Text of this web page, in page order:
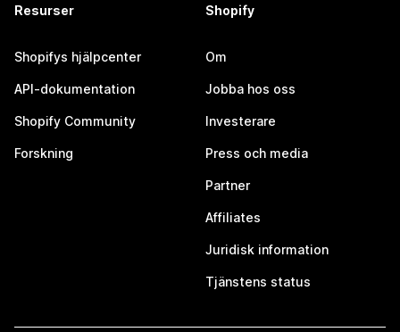
Resurser
Shopifys hjälpcenter
API-dokumentation
Shopify Community
Forskning
Shopify
Om
Jobba hos oss
Investerare
Press och media
Partner
Affiliates
Juridisk information
Tjänstens status